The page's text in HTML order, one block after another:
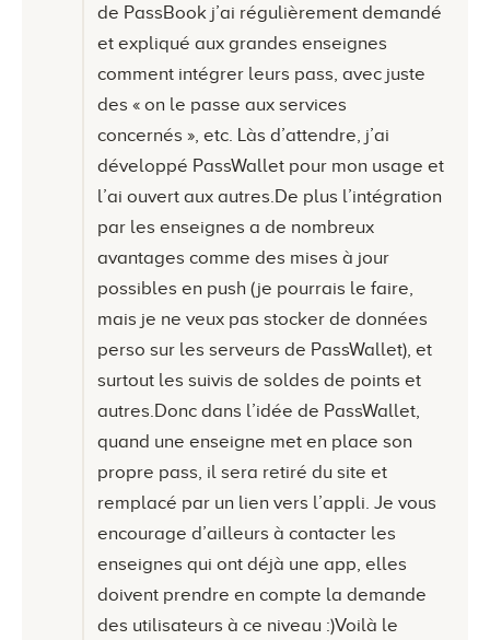
de PassBook j’ai régulièrement demandé
et expliqué aux grandes enseignes
comment intégrer leurs pass, avec juste
des « on le passe aux services
concernés », etc. Làs d’attendre, j’ai
développé PassWallet pour mon usage et
l’ai ouvert aux autres.De plus l’intégration
par les enseignes a de nombreux
avantages comme des mises à jour
possibles en push (je pourrais le faire,
mais je ne veux pas stocker de données
perso sur les serveurs de PassWallet), et
surtout les suivis de soldes de points et
autres.Donc dans l’idée de PassWallet,
quand une enseigne met en place son
propre pass, il sera retiré du site et
remplacé par un lien vers l’appli. Je vous
encourage d’ailleurs à contacter les
enseignes qui ont déjà une app, elles
doivent prendre en compte la demande
des utilisateurs à ce niveau :)Voilà le